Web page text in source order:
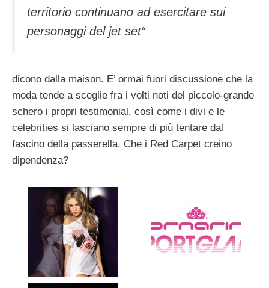
territorio continuano ad esercitare sui
personaggi del jet set“
dicono dalla maison. E’ ormai fuori discussione che la
moda tende a sceglie fra i volti noti del piccolo-grande
schero i propri testimonial, così come i divi e le
celebrities si lasciano sempre di più tentare dal
fascino della passerella. Che i Red Carpet creino
dipendenza?